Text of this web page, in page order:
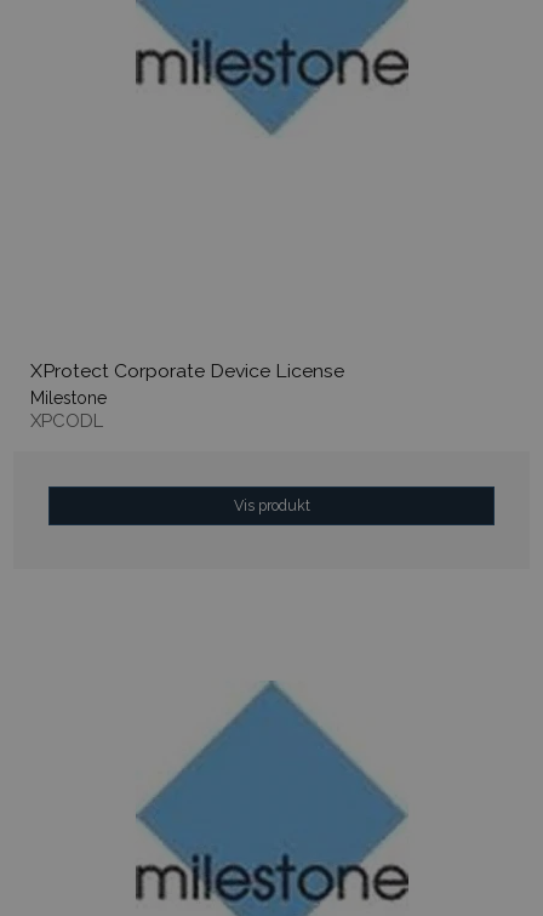
XProtect Corporate Device License
Milestone
XPCODL
Vis produkt